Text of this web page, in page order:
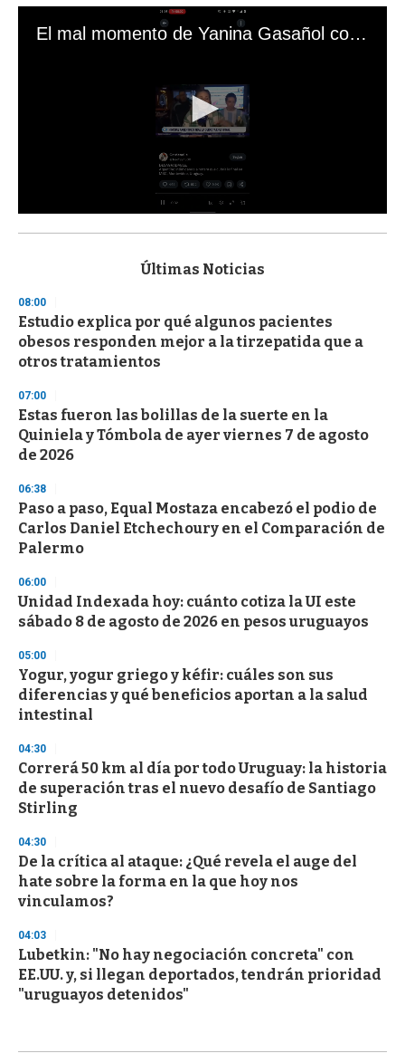
El mal momento de Yanina Gasañol con un hincha argentino en "Subrayado"
s
d
s
o
f
3
s
e
c
o
n
Últimas Noticias
08:00
Estudio explica por qué algunos pacientes
obesos responden mejor a la tirzepatida que a
otros tratamientos
07:00
Estas fueron las bolillas de la suerte en la
Quiniela y Tómbola de ayer viernes 7 de agosto
de 2026
06:38
Paso a paso, Equal Mostaza encabezó el podio de
Carlos Daniel Etchechoury en el Comparación de
Palermo
06:00
Unidad Indexada hoy: cuánto cotiza la UI este
sábado 8 de agosto de 2026 en pesos uruguayos
05:00
Yogur, yogur griego y kéfir: cuáles son sus
diferencias y qué beneficios aportan a la salud
intestinal
04:30
Correrá 50 km al día por todo Uruguay: la historia
de superación tras el nuevo desafío de Santiago
Stirling
04:30
De la crítica al ataque: ¿Qué revela el auge del
hate sobre la forma en la que hoy nos
vinculamos?
04:03
Lubetkin: "No hay negociación concreta" con
EE.UU. y, si llegan deportados, tendrán prioridad
"uruguayos detenidos"